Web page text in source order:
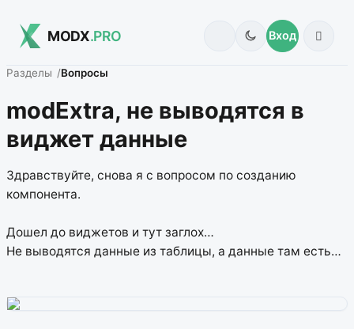
MODX.PRO Вход
Разделы Вопросы
modExtra, не выводятся в
виджет данные
Здравствуйте, снова я с вопросом по созданию
компонента.
Дошел до виджетов и тут заглох…
Не выводятся данные из таблицы, а данные там есть…